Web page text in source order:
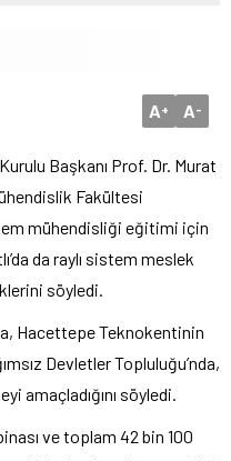
A+ A-
Başkanı Prof. Dr. Murat
Fakültesi
mühendisliği eğitimi için
da raylı sistem meslek
söyledi.
Hacettepe Teknokentinin
Devletler Topluluğu’nda,
amaçladığını söyledi.
ve toplam 42 bin 100